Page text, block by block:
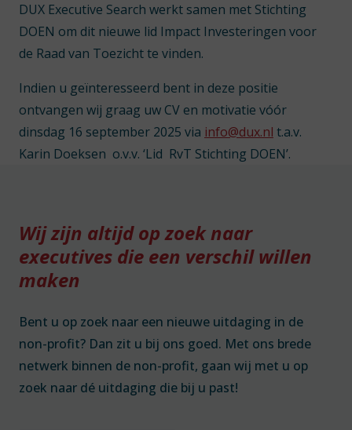
DUX Executive Search werkt samen met Stichting
DOEN om dit nieuwe lid Impact Investeringen voor
de Raad van Toezicht te vinden.
Indien u geïnteresseerd bent in deze positie
ontvangen wij graag uw CV en motivatie vóór
dinsdag 16 september 2025 via info@dux.nl t.a.v.
Karin Doeksen o.v.v. ‘Lid RvT Stichting DOEN’.
Wij zijn altijd op zoek naar
executives die een verschil willen
maken
Bent u op zoek naar een nieuwe uitdaging in de
non-profit? Dan zit u bij ons goed. Met ons brede
netwerk binnen de non-profit, gaan wij met u op
zoek naar dé uitdaging die bij u past!